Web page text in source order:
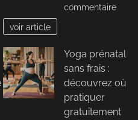
commentairesur
pour
voir article
Yoga prénatal
sans frais :
découvrez où
pratiquer
gratuitement